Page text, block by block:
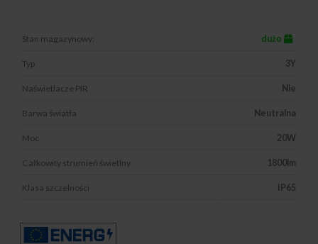
Stan magazynowy: dużo
Typ 3Y
Naświetlacze PIR Nie
Barwa światła Neutralna
Moc 20W
Całkowity strumień świetlny 1800lm
Klasa szczelności IP65